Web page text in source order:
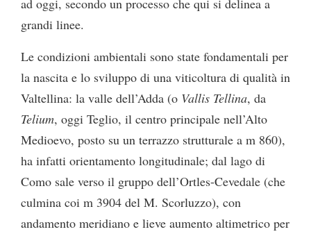
grandi linee.
Le condizioni ambientali sono state fondamentali per
la nascita e lo sviluppo di una viticoltura di qualità in
Valtellina: la valle dell’Adda (o Vallis Tellina, da
Telium, oggi Teglio, il centro principale nell’Alto
Medioevo, posto su un terrazzo strutturale a m 860),
ha infatti orientamento longitudinale; dal lago di
Como sale verso il gruppo dell’Ortles-Cevedale (che
culmina coi m 3904 del M. Scorluzzo), con
andamento meridiano e lieve aumento altimetrico per